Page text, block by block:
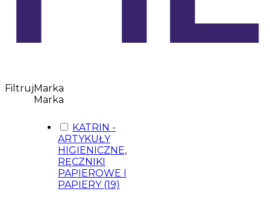
FiltrujMarka
Marka
KATRIN -
ARTYKUŁY
HIGIENICZNE,
RĘCZNIKI
PAPIEROWE I
PAPIERY (19)